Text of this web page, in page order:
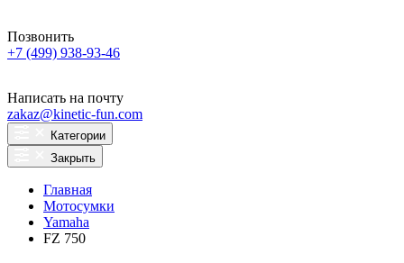
Позвонить
+7 (499) 938-93-46
Написать на почту
zakaz@kinetic-fun.com
Категории
Закрыть
Главная
Мотосумки
Yamaha
FZ 750